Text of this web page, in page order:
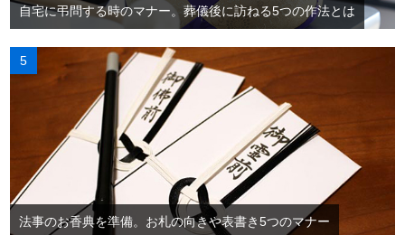
自宅に弔問する時のマナー。葬儀後に訪ねる5つの作法とは
法事のお香典を準備。お札の向きや表書き5つのマナー